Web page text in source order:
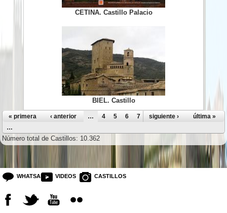
CETINA. Castillo Palacio
BIEL. Castillo
Páginas
« primera ‹ anterior … 4 5 6 7 8 9 10 11
12
…
siguiente › última »
Número total de Castillos: 10.362
WHATSAPP VIDEOS CASTILLOS